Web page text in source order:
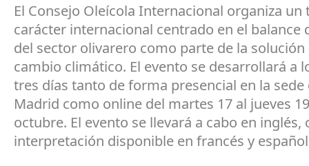
El Consejo Oleícola Internacional organiza un
carácter internacional centrado en el balance
del sector olivarero como parte de la
cambio climático. El evento se desarrollará a
tres días tanto de forma presencial en la sede
Madrid como online del martes 17 al jueves
octubre. El evento se llevará a cabo en inglés,
interpretación disponible en francés y